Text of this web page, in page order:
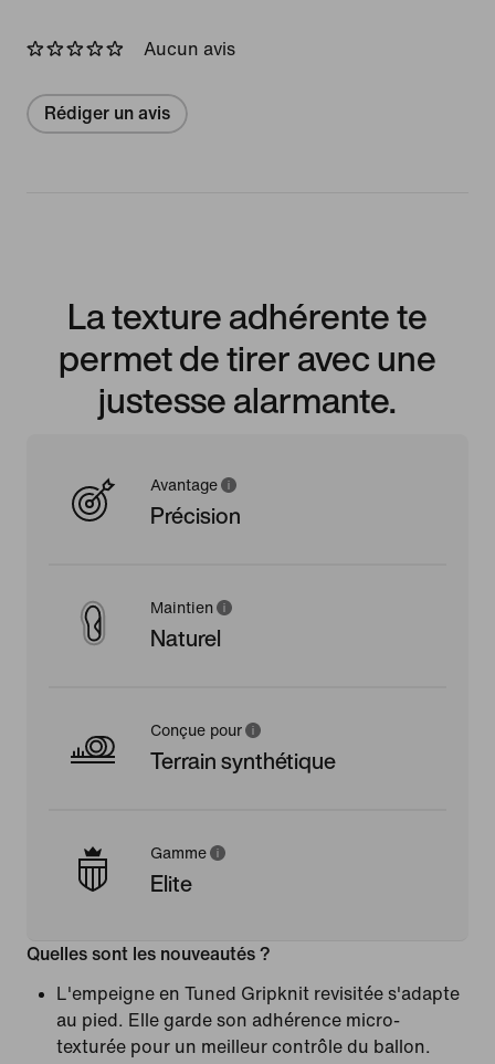
Aucun avis
Rédiger un avis
La texture adhérente te
permet de tirer avec une
justesse alarmante.
Avantage
Précision
Maintien
Naturel
Conçue pour
Terrain synthétique
Gamme
Elite
Quelles sont les nouveautés ?
L'empeigne en Tuned Gripknit revisitée s'adapte
au pied. Elle garde son adhérence micro-
texturée pour un meilleur contrôle du ballon.